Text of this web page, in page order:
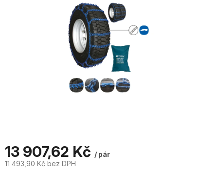
13 907,62 Kč / pár
11 493,90 Kč bez DPH